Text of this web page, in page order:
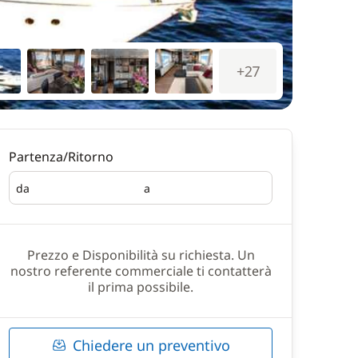
+27
Partenza/Ritorno
da
Partenza a
Ritorno
Prezzo e Disponibilità su richiesta. Un
nostro referente commerciale ti contatterà
il prima possibile.
Chiedere un preventivo